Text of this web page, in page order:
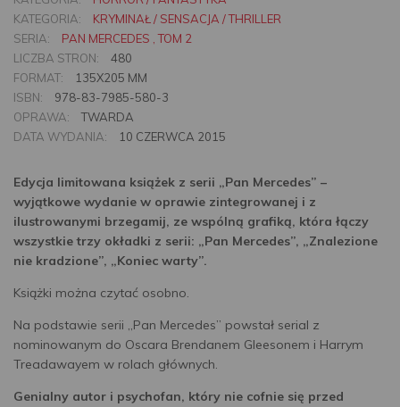
KATEGORIA:
KRYMINAŁ / SENSACJA / THRILLER
SERIA:
PAN MERCEDES , TOM 2
LICZBA STRON:
480
FORMAT:
135X205 MM
ISBN:
978-83-7985-580-3
OPRAWA:
TWARDA
DATA WYDANIA:
10 CZERWCA 2015
Edycja limitowana książek z serii „Pan Mercedes” –
wyjątkowe wydanie w oprawie zintegrowanej i z
ilustrowanymi brzegamij, ze wspólną grafiką, która łączy
wszystkie trzy okładki z serii: „Pan Mercedes”, „Znalezione
nie kradzione”, „Koniec warty”.
Książki można czytać osobno.
Na podstawie serii „Pan Mercedes” powstał serial z
nominowanym do Oscara Brendanem Gleesonem i Harrym
Treadawayem w rolach głównych.
Genialny autor i psychofan, który nie cofnie się przed